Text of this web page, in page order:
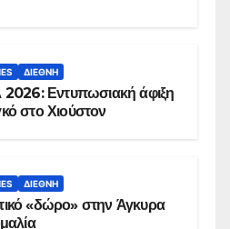
ΔΙΕΘΝΉ
2026: Εντυπωσιακή άφιξη
στο Χιούστον
ΔΙΕΘΝΉ
«δώρο» στην Άγκυρα